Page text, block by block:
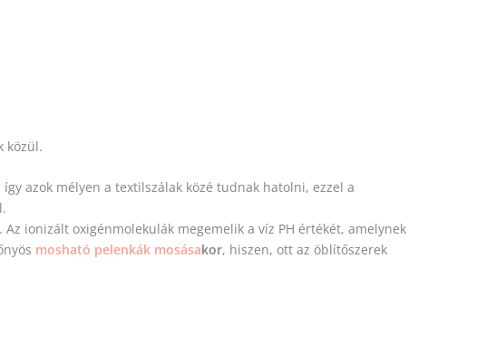
közül.
azok mélyen a textilszálak közé tudnak hatolni, ezzel a
. Az ionizált oxigénmolekulák megemelik a víz PH értékét, amelynek
mosható pelenkák mosásakor, hiszen, ott az öblítőszerek